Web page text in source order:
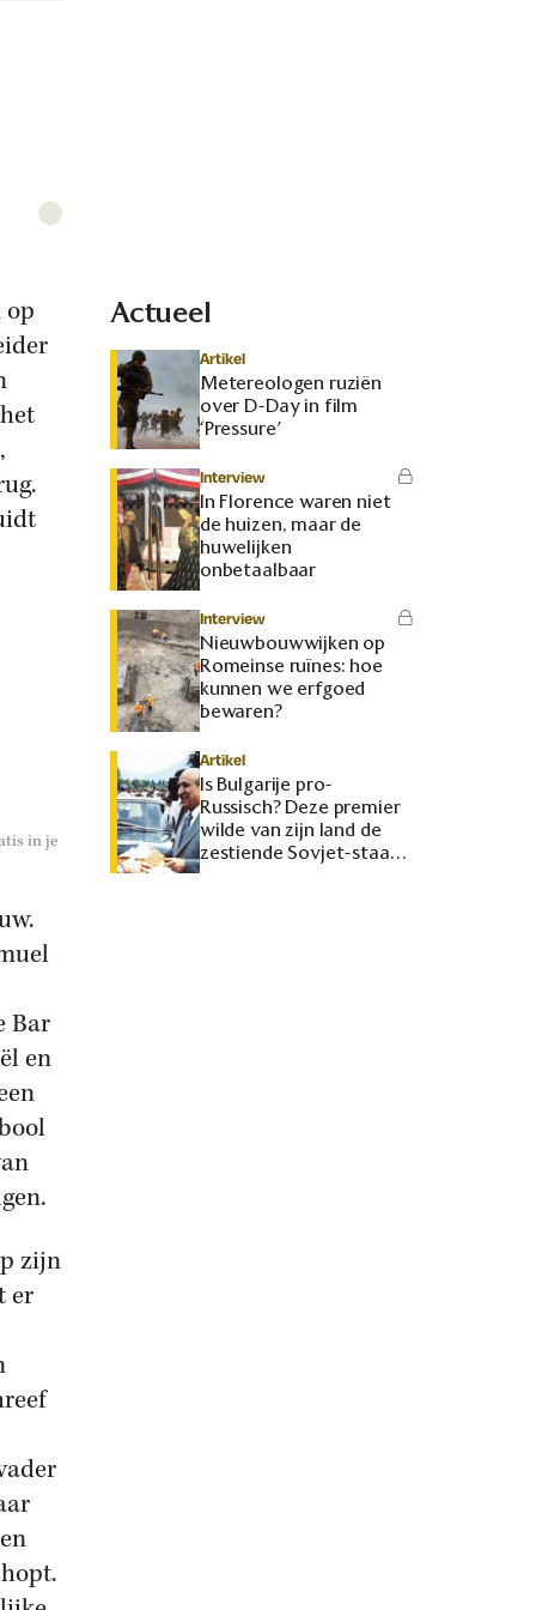
in je
Bar
en
zijn
er
Actueel
Artikel
Metereologen ruziën
over D-Day in film
‘Pressure’
Interview
In Florence waren niet
de huizen, maar de
huwelijken
onbetaalbaar
Interview
Nieuwbouwwijken op
Romeinse ruïnes: hoe
kunnen we erfgoed
bewaren?
Artikel
Is Bulgarije pro-
Russisch? Deze premier
wilde van zijn land de
zestiende Sovjet-staat
maken